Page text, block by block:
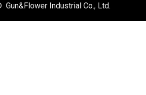
Industrial Co., Ltd.